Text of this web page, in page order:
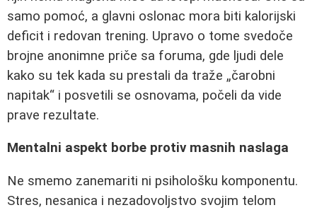
samo pomoć, a glavni oslonac mora biti kalorijski
deficit i redovan trening. Upravo o tome svedoče
brojne anonimne priče sa foruma, gde ljudi dele
kako su tek kada su prestali da traže „čarobni
napitak“ i posvetili se osnovama, počeli da vide
prave rezultate.
Mentalni aspekt borbe protiv masnih naslaga
Ne smemo zanemariti ni psihološku komponentu.
Stres, nesanica i nezadovoljstvo svojim telom